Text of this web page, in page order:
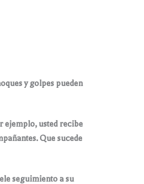
y golpes pueden
ejemplo, usted recibe
Que sucede
seguimiento a su